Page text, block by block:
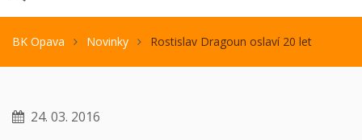
BK Opava Novinky Rostislav Dragoun oslaví 20 let
24. 03. 2016